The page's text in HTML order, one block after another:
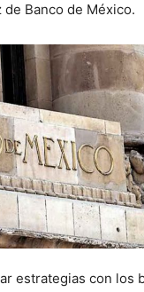
Banco de México.
estrategias con los